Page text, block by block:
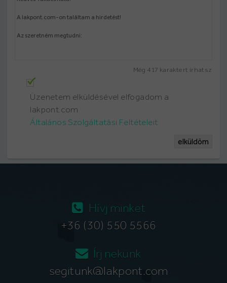
Még 417 karaktert írhatsz
Üzenetem elküldésével elfogadom a
lakpont.com
Általános Szolgáltatási Feltételeit
elküldöm
Hívj minket
+36 (30) 550 5566
Írj nekünk
segitunk@lakpont.com